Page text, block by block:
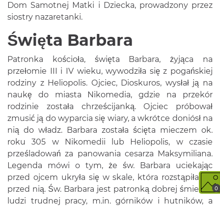
Dom Samotnej Matki i Dziecka, prowadzony przez
siostry nazaretanki.
Święta Barbara
Patronka kościoła, święta Barbara, żyjąca na
przełomie III i IV wieku, wywodziła się z pogańskiej
rodziny z Heliopolis. Ojciec, Dioskuros, wysłał ją na
naukę do miasta Nikomedia, gdzie na przekór
rodzinie została chrześcijanką. Ojciec próbował
zmusić ją do wyparcia się wiary, a wkrótce doniósł na
nią do władz. Barbara została ścięta mieczem ok.
roku 305 w Nikomedii lub Heliopolis, w czasie
prześladowań za panowania cesarza Maksymiliana.
Legenda mówi o tym, że św. Barbara uciekając
przed ojcem ukryła się w skale, która rozstąpiła się
przed nią. Św. Barbara jest patronką dobrej śmierci i
ludzi trudnej pracy, m.in. górników i hutników, a
0